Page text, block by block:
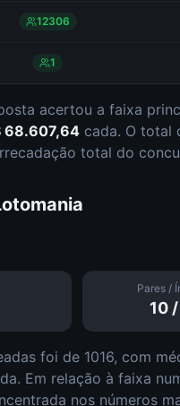
12306
1
acertou a faixa
68.607,64 cada. O total
total do
Pares /
10 /
foi de 1016, com
. Em relação à faixa
nos números